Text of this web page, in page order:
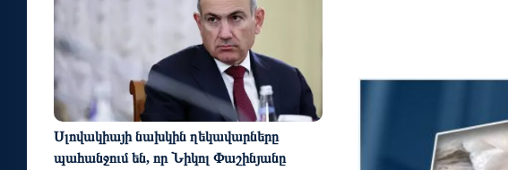
Սլովակիայի նախկին ղեկավարները
պահանջում են, որ Նիկոլ Փաշինյանը